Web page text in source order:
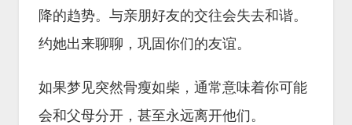
降的趋势。与亲朋好友的交往会失去和谐。
约她出来聊聊，巩固你们的友谊。
如果梦见突然骨瘦如柴，通常意味着你可能
会和父母分开，甚至永远离开他们。